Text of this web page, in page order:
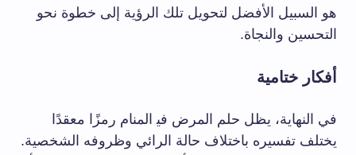
هو السبيل الأفضل لتحويل تلك الرؤية إلى خطوة نحو
التحسين والنجاة.
أفكار ختامية
في النهاية، ⁢يظل حلم المرض ⁢في‍ المنام رمزًا معقدًا
يختلف تفسيره باختلاف حالة الرائي ⁢وظروفه​ الشخصية.